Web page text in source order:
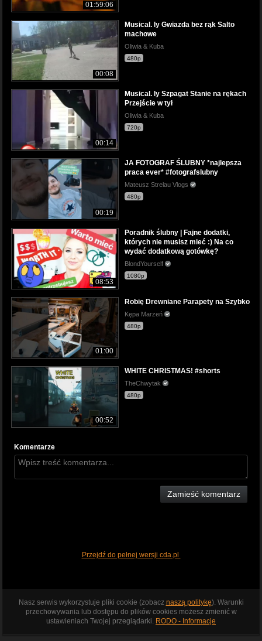
01:59:06
00:08
Musical. ly Gwiazda bez rąk Salto
machowe
Oliwia & Kuba
480p
00:14
Musical. ly Szpagat Stanie na rękach
Przejście w tył
Oliwia & Kuba
720p
00:19
JA FOTOGRAF ŚLUBNY *najlepsza
praca ever* #fotografslubny
Mateusz Strelau Vlogs
480p
08:53
Poradnik ślubny | Fajne dodatki,
których nie musisz mieć :) Na co
wydać dodatkową gotówkę?
BlondYourself
1080p
01:00
Robię Drewniane Parapety na Szybko
Kępa Marzeń
480p
00:52
WHITE CHRISTMAS! #shorts
TheChwytak
480p
Komentarze
Zamieść komentarz
Przejdź do pełnej wersji cda.pl
Nasz serwis wykorzystuje pliki cookie (zobacz naszą politykę). Warunki
przechowywania lub dostępu do plików cookies możesz zmienić w
ustawieniach Twojej przeglądarki. RODO - Informacje